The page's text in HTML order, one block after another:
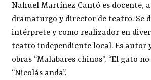
Nahuel Martínez Cantó es docente,
dramaturgo y director de teatro. Se
intérprete y como realizador en
teatro independiente local. Es autor
obras “Malabares chinos”, “El gato
“Nicolás anda”.